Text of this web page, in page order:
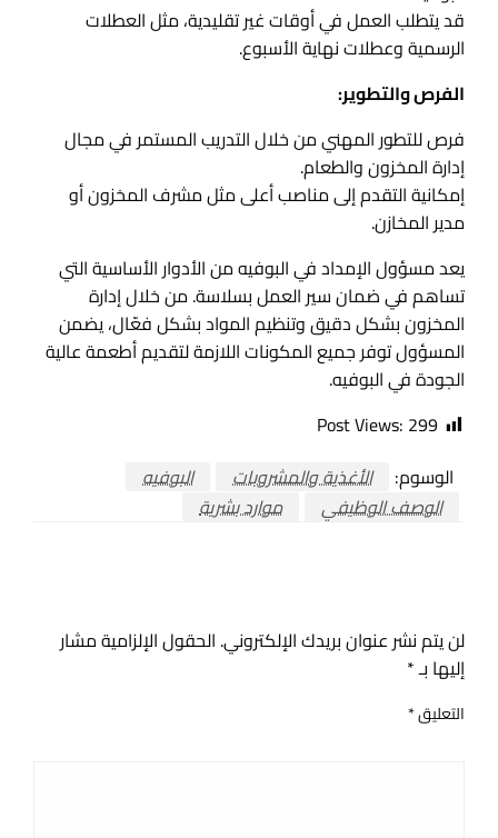
قد يتطلب العمل في أوقات غير تقليدية، مثل العطلات
الرسمية وعطلات نهاية الأسبوع.
الفرص والتطوير:
فرص للتطور المهني من خلال التدريب المستمر في مجال
إدارة المخزون والطعام.
إمكانية التقدم إلى مناصب أعلى مثل مشرف المخزون أو
مدير المخازن.
يعد مسؤول الإمداد في البوفيه من الأدوار الأساسية التي
تساهم في ضمان سير العمل بسلاسة. من خلال إدارة
المخزون بشكل دقيق وتنظيم المواد بشكل فعّال، يضمن
المسؤول توفر جميع المكونات اللازمة لتقديم أطعمة عالية
الجودة في البوفيه.
Post Views: 299
الوسوم:
الأغذية والمشروبات
البوفيه
الوصف الوظيفي
موارد بشرية
لن يتم نشر عنوان بريدك الإلكتروني. الحقول الإلزامية مشار
إليها بـ*
التعليق*